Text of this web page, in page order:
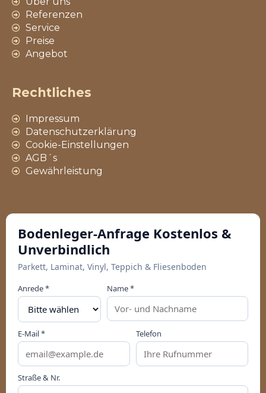
Referenzen
Service
Preise
Angebot
Rechtliches
Impressum
Datenschutzerklärung
Cookie-Einstellungen
AGB´s
Gewährleistung